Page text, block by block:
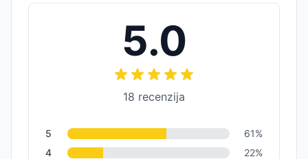
5.0
18 recenzija
5 61%
4
22%